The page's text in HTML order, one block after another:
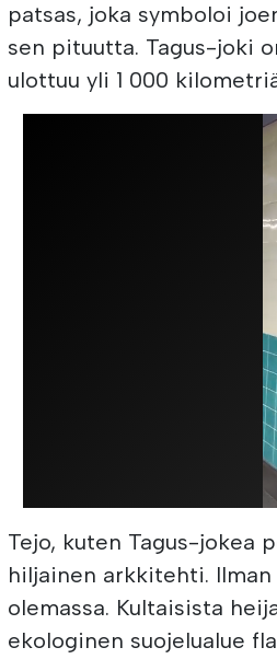
patsas, joka symboloi
sen pituutta. Tagus-joki
ulottuu yli 1 000
Tejo, kuten Tagus-jokea
hiljainen arkkitehti.
olemassa. Kultaisista
ekologinen suojelualue